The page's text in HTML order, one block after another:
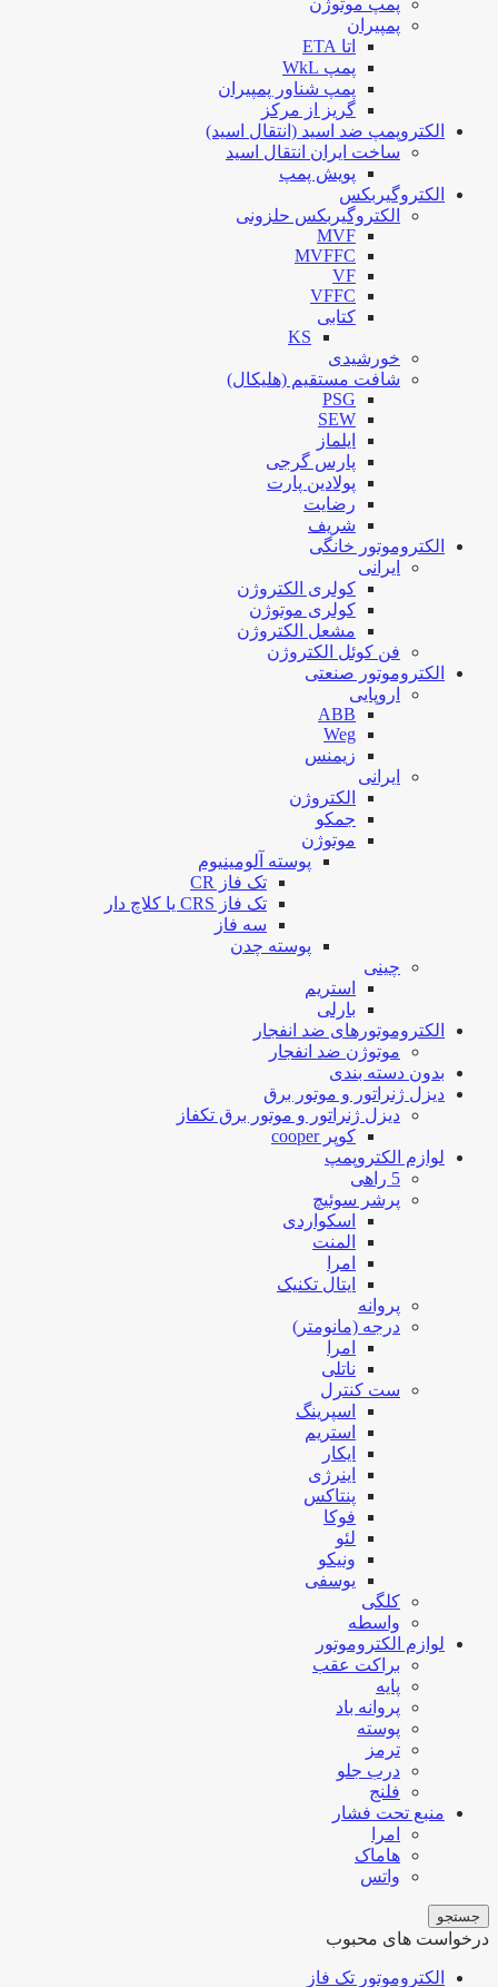
پمپیران
اتا ETA
پمپ WkL
پمپ شناور پمپیران
گریز از مرکز
الکتروپمپ ضد اسید (انتقال اسید)
ساخت ایران انتقال اسید
پویش پمپ
الکتروگیربکس
الکتروگیربکس حلزونی
MVF
MVFFC
VF
VFFC
کتابی
KS
خورشیدی
شافت مستقیم (هلیکال)
PSG
SEW
ایلماز
پارس گرجی
پولادین پارت
رضایت
شریف
الکتروموتور خانگی
ایرانی
کولری الکتروژن
کولری موتوژن
مشعل الکتروژن
فن کوئل الکتروژن
الکتروموتور صنعتی
اروپایی
ABB
Weg
زیمنس
ایرانی
الکتروژن
جمکو
موتوژن
پوسته آلومینیوم
تک فاز CR
تک فاز CRS یا کلاچ دار
سه فاز
پوسته چدن
چینی
استریم
بارلی
الکتروموتورهای ضد انفجار
موتوژن ضد انفجار
بدون دسته بندی
دیزل ژنراتور و موتور برق
دیزل ژنراتور و موتور برق تکفاز
کوپر cooper
لوازم الکتروپمپ
5 راهی
پرشر سوئیچ
اسکواردی
المنت
امرا
ایتال تکنیک
پروانه
درجه (مانومتر)
امرا
ناتلی
ست کنترل
اسپرینگ
استریم
ایکار
اینرژی
پنتاکس
فوکا
لئو
ونیکو
یوسفی
کلگی
واسطه
لوازم الکتروموتور
براکت عقب
پایه
پروانه باد
پوسته
ترمز
درب جلو
فلنج
منبع تحت فشار
امرا
هاماک
واتس
جستجو
درخواست های محبوب
الکتروموتور تک فاز